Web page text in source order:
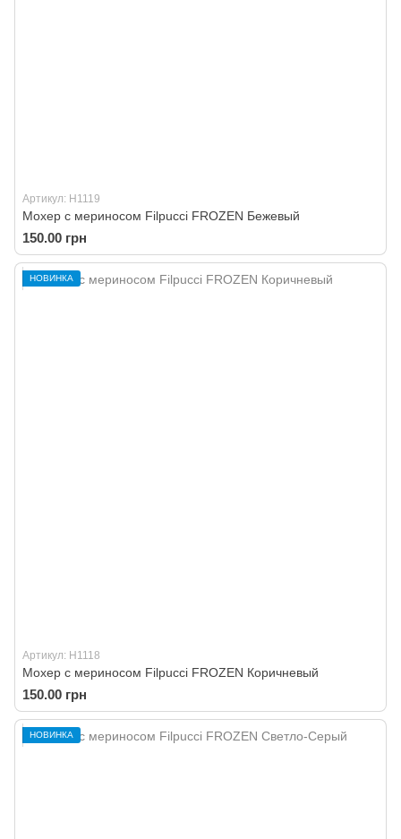
Артикул: H1119
Мохер с мериносом Filpucci FROZEN Бежевый
150.00 грн
НОВИНКА
Артикул: H1118
Мохер с мериносом Filpucci FROZEN Коричневый
150.00 грн
НОВИНКА